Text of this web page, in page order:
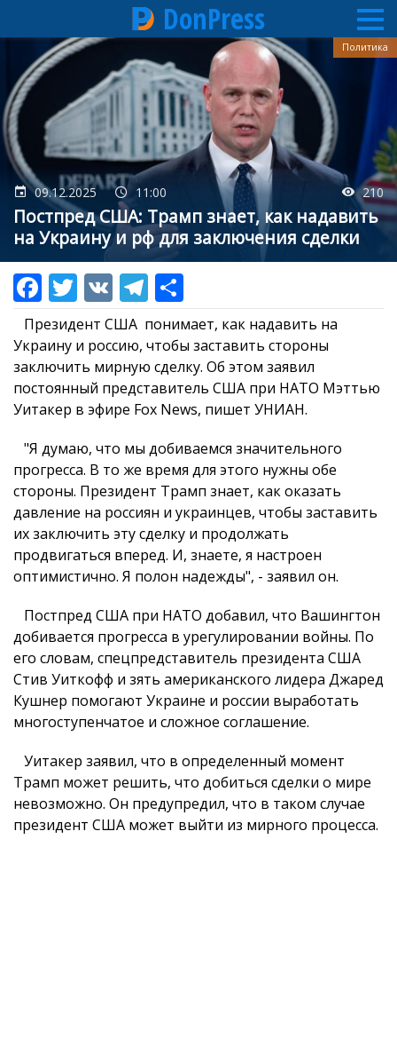
Перейти
основному
содержанию
DonPress
09.12.2025 11:00 210
Постпред США: Трамп знает, как надавить
на Украину и рф для заключения сделки
Политика
Президент США понимает, как надавить на
Украину и россию, чтобы заставить стороны
заключить мирную сделку. Об этом заявил
постоянный представитель США при НАТО Мэттью
Уитакер в эфире Fox News, пишет УНИАН.
"Я думаю, что мы добиваемся значительного
прогресса. В то же время для этого нужны обе
стороны. Президент Трамп знает, как оказать
давление на россиян и украинцев, чтобы заставить
их заключить эту сделку и продолжать
продвигаться вперед. И, знаете, я настроен
оптимистично. Я полон надежды", - заявил он.
Постпред США при НАТО добавил, что Вашингтон
добивается прогресса в урегулировании войны. По
его словам, спецпредставитель президента США
Стив Уиткофф и зять американского лидера Джаред
Кушнер помогают Украине и россии выработать
многоступенчатое и сложное соглашение.
Уитакер заявил, что в определенный момент
Трамп может решить, что добиться сделки о мире
невозможно. Он предупредил, что в таком случае
президент США может выйти из мирного процесса.